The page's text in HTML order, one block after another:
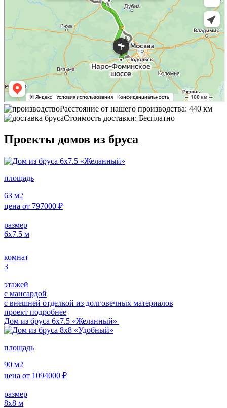
Расстояние от нашего производства: 440 км
Стоимость доставки: Бесплатно
Проекты домов из бруса
площадь
63 м2
цена от 797000 ₽
размер
6х7.5 м
комнат
3
этажей
с мансардой
с внешней отделкой из долговечных материалов
проект подробнее
Дом из бруса 6х7.5 «Желанный»
площадь
90 м2
цена от 1094000 ₽
размер
8х8 м